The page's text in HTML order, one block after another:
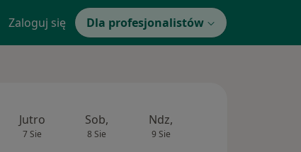
Zaloguj się Dla profesjonalistów
Jutro
7 Sie
Sob,
8 Sie
Ndz,
9 Sie